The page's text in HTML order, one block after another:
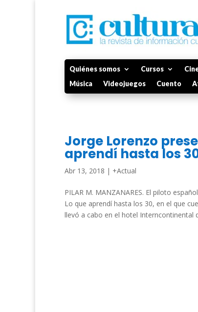
Quiénes somos Cursos
Música
Videojuegos Cuento
Jorge Lorenzo
aprendí hasta los
Abr 13, 2018 | +Actual
PILAR M. MANZANARES. El piloto
Lo que aprendí hasta los 30, en el que
llevó a cabo en el hotel Interncontinental